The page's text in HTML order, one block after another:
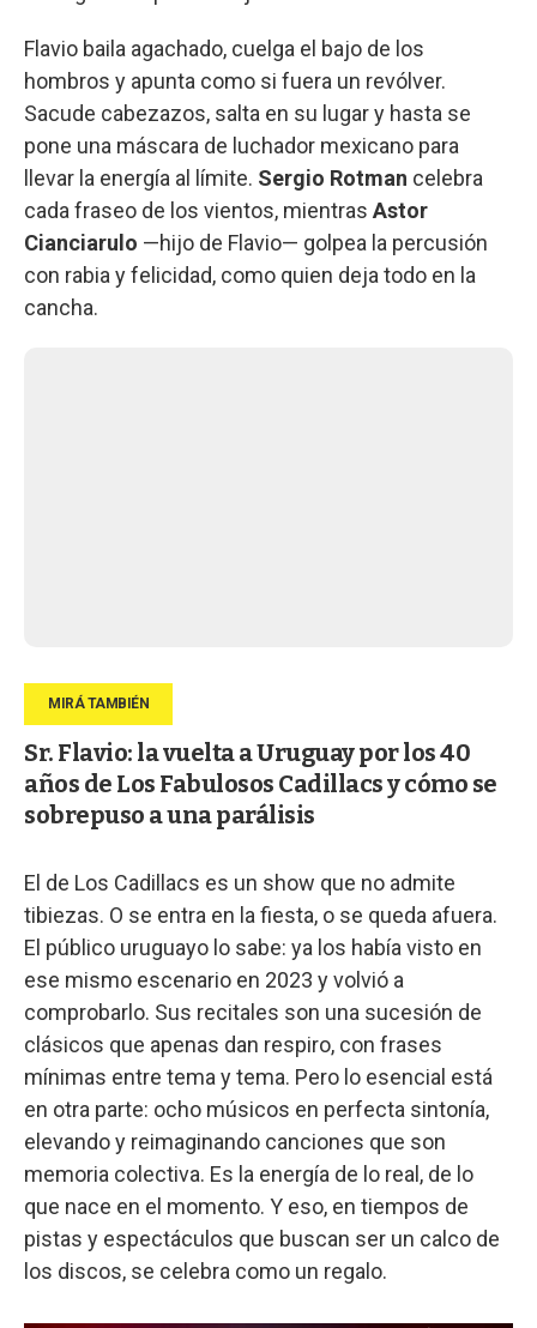
Flavio baila agachado, cuelga el bajo de los
hombros y apunta como si fuera un revólver.
Sacude cabezazos, salta en su lugar y hasta se
pone una máscara de luchador mexicano para
llevar la energía al límite. Sergio Rotman celebra
cada fraseo de los vientos, mientras Astor
Cianciarulo —hijo de Flavio— golpea la percusión
con rabia y felicidad, como quien deja todo en la
cancha.
Sr. Flavio: la vuelta a Uruguay por los 40
años de Los Fabulosos Cadillacs y cómo se
sobrepuso a una parálisis
El de Los Cadillacs es un show que no admite
tibiezas. O se entra en la fiesta, o se queda afuera.
El público uruguayo lo sabe: ya los había visto en
ese mismo escenario en 2023 y volvió a
comprobarlo. Sus recitales son una sucesión de
clásicos que apenas dan respiro, con frases
mínimas entre tema y tema. Pero lo esencial está
en otra parte: ocho músicos en perfecta sintonía,
elevando y reimaginando canciones que son
memoria colectiva. Es la energía de lo real, de lo
que nace en el momento. Y eso, en tiempos de
pistas y espectáculos que buscan ser un calco de
los discos, se celebra como un regalo.